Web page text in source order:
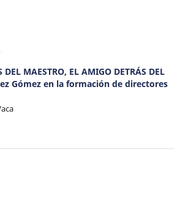
DEL MAESTRO, EL AMIGO DETRÁS DEL
Gómez en la formación de directores